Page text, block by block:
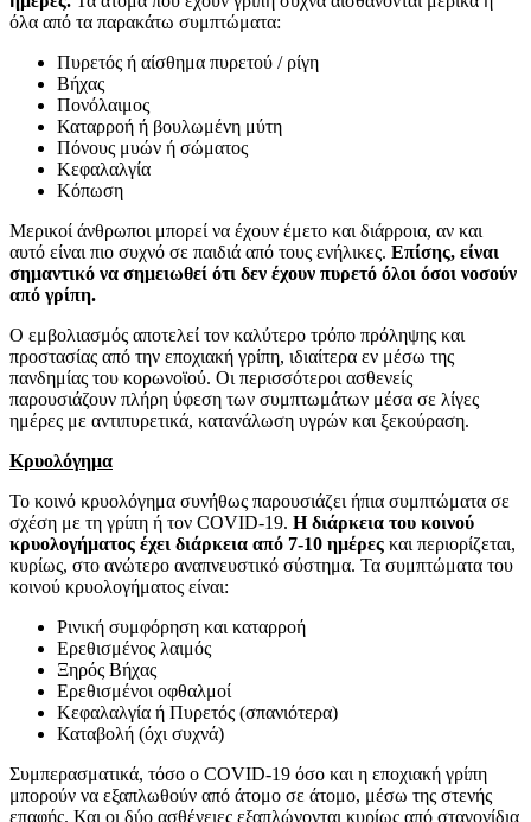
όλα από τα παρακάτω συμπτώματα:
Πυρετός ή αίσθημα πυρετού / ρίγη
Βήχας
Πονόλαιμος
Καταρροή ή βουλωμένη μύτη
Πόνους μυών ή σώματος
Κεφαλαλγία
Κόπωση
Μερικοί άνθρωποι μπορεί να έχουν έμετο και διάρροια, αν και
αυτό είναι πιο συχνό σε παιδιά από τους ενήλικες. Επίσης, είναι
σημαντικό να σημειωθεί ότι δεν έχουν πυρετό όλοι όσοι νοσούν
από γρίπη.
Ο εμβολιασμός αποτελεί τον καλύτερο τρόπο πρόληψης και
προστασίας από την εποχιακή γρίπη, ιδιαίτερα εν μέσω της
πανδημίας του κορωνοϊού. Οι περισσότεροι ασθενείς
παρουσιάζουν πλήρη ύφεση των συμπτωμάτων μέσα σε λίγες
ημέρες με αντιπυρετικά, κατανάλωση υγρών και ξεκούραση.
Κρυολόγημα
Το κοινό κρυολόγημα συνήθως παρουσιάζει ήπια συμπτώματα σε
σχέση με τη γρίπη ή τον COVID-19. Η διάρκεια του κοινού
κρυολογήματος έχει διάρκεια από 7-10 ημέρες και περιορίζεται,
κυρίως, στο ανώτερο αναπνευστικό σύστημα. Τα συμπτώματα του
κοινού κρυολογήματος είναι:
Ρινική συμφόρηση και καταρροή
Ερεθισμένος λαιμός
Ξηρός Βήχας
Ερεθισμένοι οφθαλμοί
Κεφαλαλγία ή Πυρετός (σπανιότερα)
Καταβολή (όχι συχνά)
Συμπερασματικά, τόσο ο COVID-19 όσο και η εποχιακή γρίπη
μπορούν να εξαπλωθούν από άτομο σε άτομο, μέσω της στενής
επαφής. Και οι δύο ασθένειες εξαπλώνονται κυρίως από σταγονίδια